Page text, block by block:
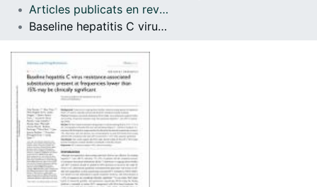
Contacte
Articles publicats en revistes (Institut d'lnvestigació Biomèdica de Bellvitge (IDIBELL))
Baseline hepatitis C virus resistance-associated substitutions present at frequencies lower than 15% may be clinically significant